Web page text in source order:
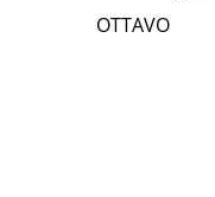
OTTAVO